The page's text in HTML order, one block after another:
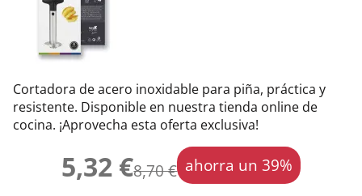
Cortadora de acero inoxidable para piña, práctica y
resistente. Disponible en nuestra tienda online de
cocina. ¡Aprovecha esta oferta exclusiva!
5,32 €8,70 € ahorra un 39%